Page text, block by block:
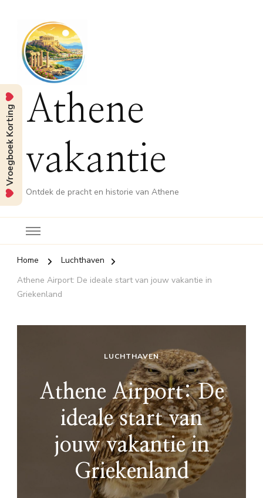
Athene
vakantie
Ontdek de pracht en historie van Athene
Home
Luchthaven
Athene Airport: De ideale start van jouw vakantie in
Griekenland
LUCHTHAVEN
Athene Airport: De
ideale start van
jouw vakantie in
Griekenland
Vroegboek Korting